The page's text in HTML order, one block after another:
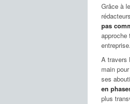
Grâce à
pas
approche
entreprise.
A travers
main
ses
en
plus